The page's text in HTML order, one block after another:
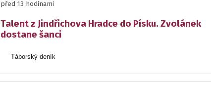
před 13 hodinami
Talent z Jindřichova Hradce do Písku. Zvolánek
dostane šanci
Táborský deník